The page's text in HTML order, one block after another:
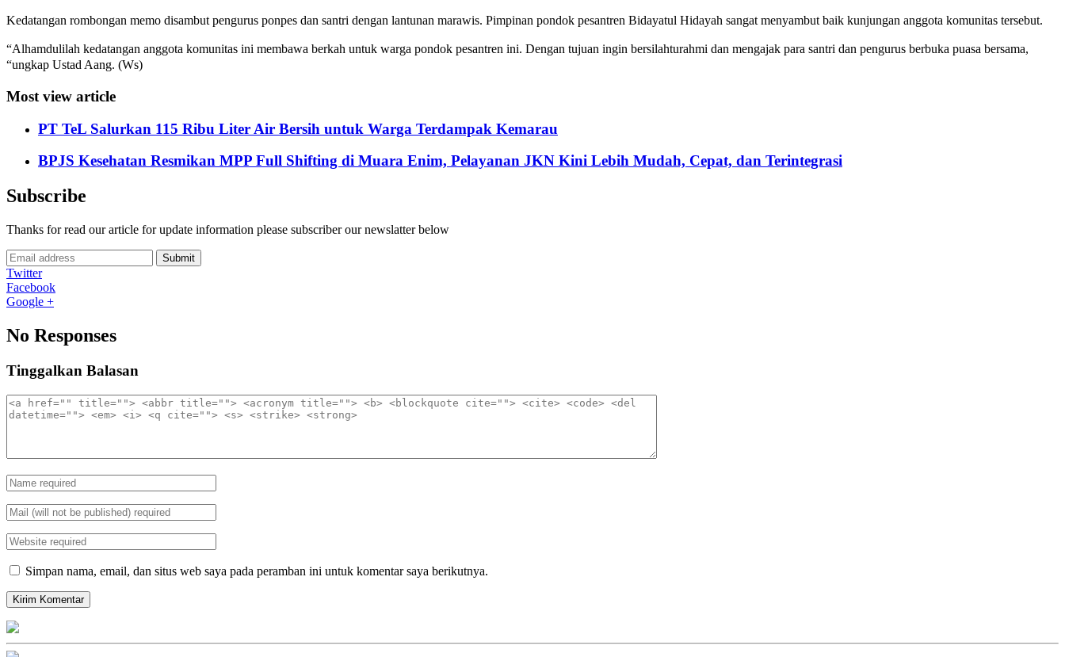
Kedatangan rombongan memo disambut pengurus ponpes dan santri dengan lantunan marawis. Pimpinan pondok pesantren Bidayatul Hidayah sangat menyambut baik kunjungan anggota komunitas tersebut.
“Alhamdulilah kedatangan anggota komunitas ini membawa berkah untuk warga pondok pesantren ini. Dengan tujuan ingin bersilahturahmi dan mengajak para santri dan pengurus berbuka puasa bersama,
“ungkap Ustad Aang. (Ws)
Most view article
PT TeL Salurkan 115 Ribu Liter Air Bersih untuk Warga Terdampak Kemarau
BPJS Kesehatan Resmikan MPP Full Shifting di Muara Enim, Pelayanan JKN Kini Lebih Mudah, Cepat, dan Terintegrasi
Subscribe
Thanks for read our article for update information please subscriber our newslatter below
Submit
Twitter
Facebook
Google +
No Responses
Tinggalkan Balasan
Simpan nama, email, dan situs web saya pada peramban ini untuk komentar saya berikutnya.